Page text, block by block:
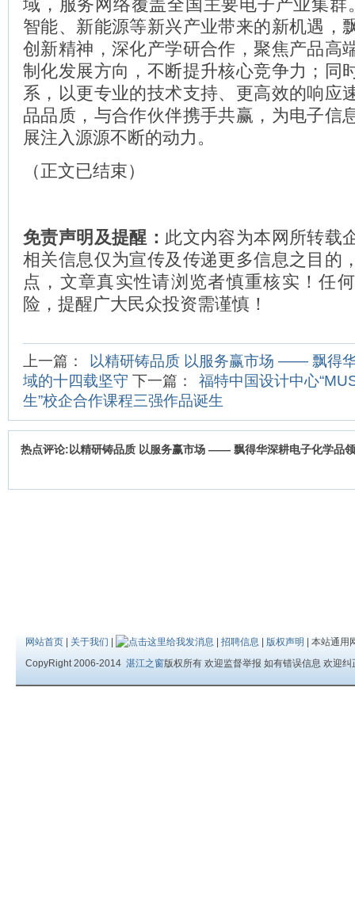
域，服务网络覆盖全国主要电子产业集群
智能、新能源等新兴产业带来的新机遇，
创新精神，深化产学研合作，聚焦产品高
制化发展方向，不断提升核心竞争力；同
系，以更专业的技术支持、更高效的响应
品品质，与合作伙伴携手共赢，为电子信
展注入源源不断的动力。
（正文已结束）
免责声明及提醒： 此文内容为本网所转载
相关信息仅为宣传及传递更多信息之目的
点，文章真实性请浏览者慎重核实！任
险，提醒广大民众投资需谨慎！
上一篇：
以精研铸品质 以服务赢市场 —— 飘得
域的十四载坚守 下一篇：
福特中国设计中心
生”校企合作课程三强作品诞生
热点评论:以精研铸品质 以服务赢市场 —— 飘得华深耕电子化学品
网站首页 | 关于我们 | | 招聘信息 | 版权声明 | 本站通用
CopyRight 2006-2014 湛江之窗版权所有 欢迎监督举报 如有错误信息 欢迎纠